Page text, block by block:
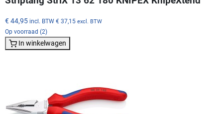
€ 44,95 incl. BTW € 37,15 excl. BTW
Op voorraad (2)
In winkelwagen